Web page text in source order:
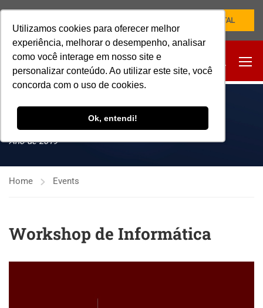
Utilizamos cookies para oferecer melhor
experiência, melhorar o desempenho, analisar
como você interage em nosso site e
personalizar conteúdo. Ao utilizar este site, você
concorda com o uso de cookies.
Ok, entendi!
NOVO PORTAL
EVENTOS
Ano de 2019
Home Events
Workshop de Informática